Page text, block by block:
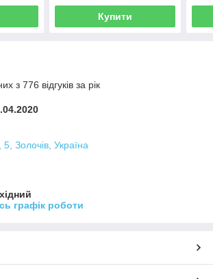
Купити
з 776 відгуків за рік
Золочів, Україна
графік роботи